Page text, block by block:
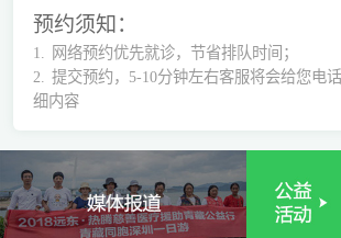
预约须知：
1.
网络预约优先就诊，节省排队时间；
2.
提交预约，5-10分钟左右客服将会给您电
细内容